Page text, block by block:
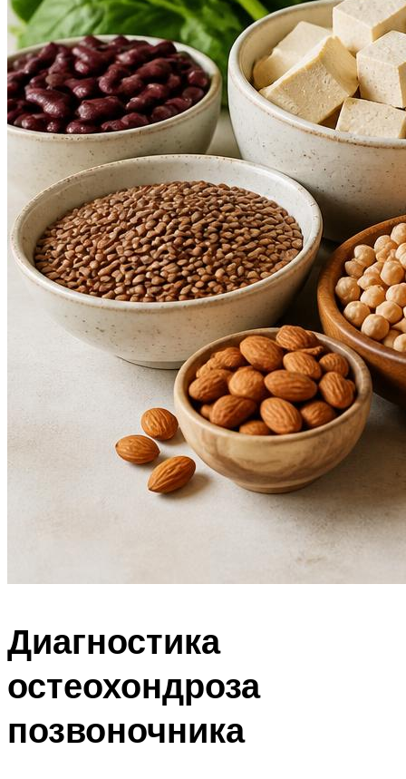
Диагностика
остеохондроза
позвоночника